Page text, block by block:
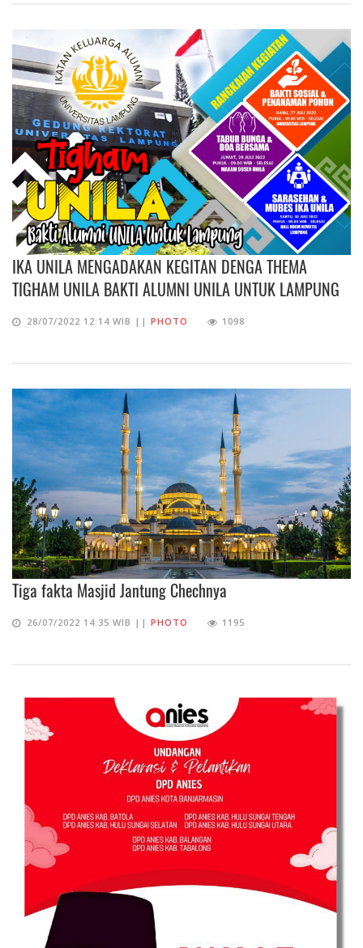
IKA UNILA MENGADAKAN KEGITAN DENGA THEMA
TIGHAM UNILA BAKTI ALUMNI UNILA UNTUK LAMPUNG
28/07/2022 12:14 WIB || PHOTO 1098
Tiga fakta Masjid Jantung Chechnya
26/07/2022 14:35 WIB || PHOTO 1195